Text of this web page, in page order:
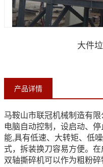
大件
产品详情
马鞍山市联冠机械制造有
电脑自动控制，设启动、
能,具有低速、大转矩、低
式，拆装换刀容易方便。
双轴撕碎机可以作为粗粉碎